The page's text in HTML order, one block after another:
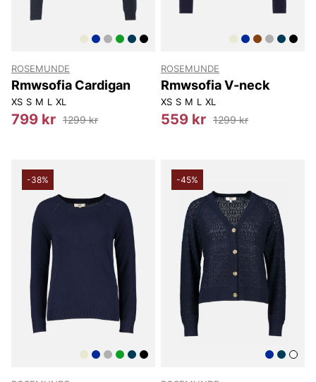
ROSEMUNDE
Rmwsofia Cardigan
XS S M L XL
799 kr 1299 kr
ROSEMUNDE
Rmwsofia V-neck
XS S M L XL
559 kr 1299 kr
-38% -45%